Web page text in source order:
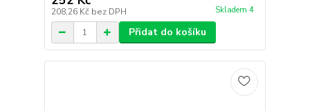
208,26 Kč bez DPH Skladem 4
Přidat do košíku